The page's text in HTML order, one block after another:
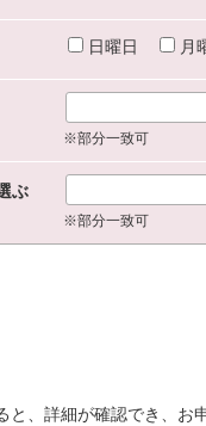
日曜日 月
※部分一致可
ぶ
※部分一致可
と、詳細が確認でき、お